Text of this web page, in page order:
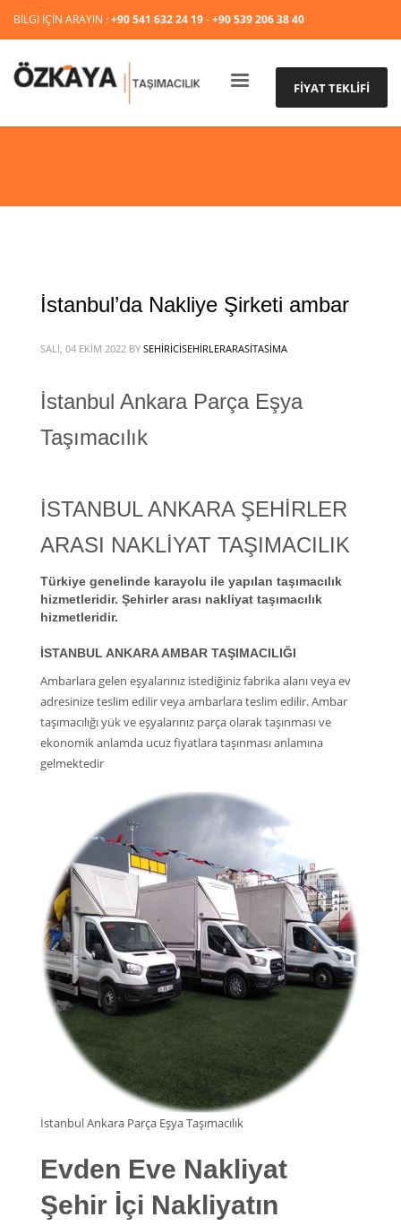
BİLGİ İÇİN ARAYIN :+90 541 632 24 19-+90 539 206 38 40
FİYAT TEKLİFİ
İstanbul’da Nakliye Şirketi ambar
SALI, 04 EKIM 2022 BY SEHIRICISEHIRLERARASITASIMA
İstanbul Ankara Parça Eşya
Taşımacılık
İSTANBUL ANKARA ŞEHİRLER
ARASI NAKLİYAT TAŞIMACILIK
Türkiye genelinde karayolu ile yapılan taşımacılık
hizmetleridir. Şehirler arası nakliyat taşımacılık
hizmetleridir.
İSTANBUL ANKARA AMBAR TAŞIMACILIĞI
Ambarlara gelen eşyalarınız istediğiniz fabrika alanı veya ev
adresinize teslim edilir veya ambarlara teslim edilir. Ambar
taşımacılığı yük ve eşyalarınız parça olarak taşınması ve
ekonomik anlamda ucuz fiyatlara taşınması anlamına
gelmektedir
İstanbul Ankara Parça Eşya Taşımacılık
Evden Eve Nakliyat
Şehir İçi Nakliyatın